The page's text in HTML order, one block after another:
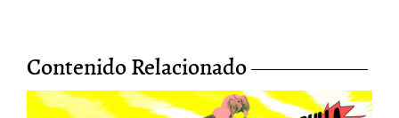
Contenido Relacionado